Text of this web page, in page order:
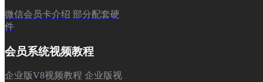
微信会员卡介绍 部分配套硬
件
会员系统视频教程
企业版V8视频教程 企业版视